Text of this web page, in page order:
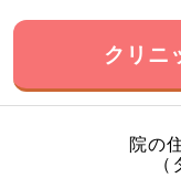
クリニ
院の